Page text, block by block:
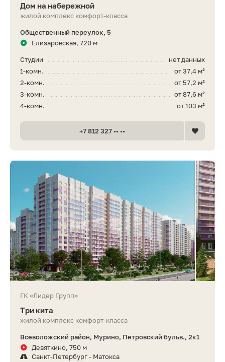
Дом на набережной
жилой комплекс комфорт-класса
Общественный переулок, 5
Елизаровская, 720 м
нет данных
Студии
от 37,4 м²
1-комн.
от 57,2 м²
2-комн.
от 87,6 м²
3-комн.
от 103 м²
4-комн.
+7 812 327 •• ••
ГК «Лидер Групп»
Три кита
жилой комплекс комфорт-класса
Всеволожский район, Мурино, Петровский бульв., 2к1
Девяткино, 750 м
Санкт-Петербург - Матокса